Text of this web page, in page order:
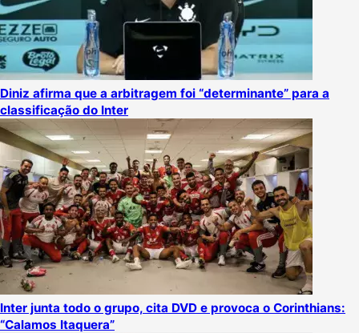
Diniz afirma que a arbitragem foi “determinante” para a
classificação do Inter
Inter junta todo o grupo, cita DVD e provoca o Corinthians:
“Calamos Itaquera”